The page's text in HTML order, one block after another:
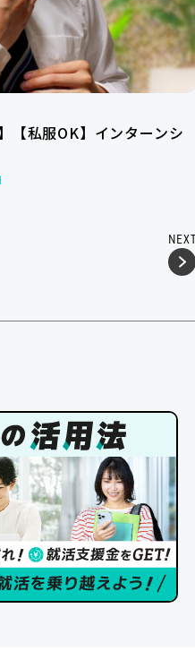
【私服OK】インターンシ
NEXT